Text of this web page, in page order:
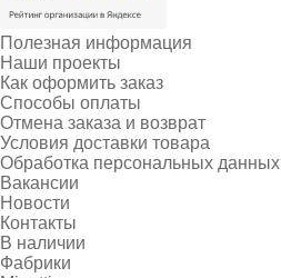
Полезная информация
Наши проекты
Как оформить заказ
Способы оплаты
Отмена заказа и возврат
Условия доставки товара
Обработка персональных данных
Вакансии
Новости
Контакты
В наличии
Фабрики